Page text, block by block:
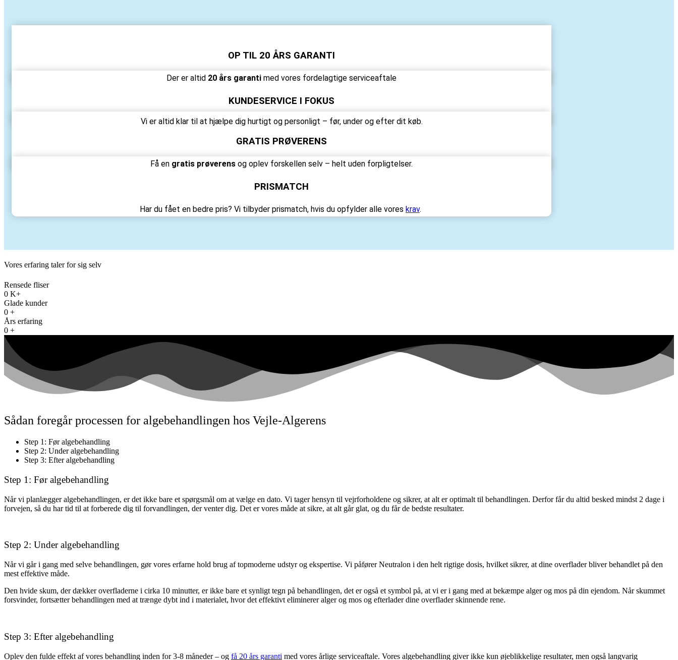
OP TIL 20 ÅRS GARANTI
Der er altid 20 års garanti med vores fordelagtige serviceaftale
KUNDESERVICE I FOKUS
Vi er altid klar til at hjælpe dig hurtigt og personligt – før, under og efter dit køb.
GRATIS PRØVERENS
Få en gratis prøverens og oplev forskellen selv – helt uden forpligtelser.
PRISMATCH
Har du fået en bedre pris? Vi tilbyder prismatch, hvis du opfylder alle vores krav.
Vores erfaring taler for sig selv
Rensede fliser
0 K+
Glade kunder
0 +
Års erfaring
0 +
Sådan foregår processen for algebehandlingen hos Vejle-Algerens
Step 1: Før algebehandling
Step 2: Under algebehandling
Step 3: Efter algebehandling
Step 1: Før algebehandling
Når vi planlægger algebehandlingen, er det ikke bare et spørgsmål om at vælge en dato. Vi tager hensyn til vejrforholdene og sikrer, at alt er optimalt til behandlingen. Derfor får du altid besked mindst 2 dage i
forvejen, så du har tid til at forberede dig til forvandlingen, der venter dig. Det er vores måde at sikre, at alt går glat, og du får de bedste resultater.
Step 2: Under algebehandling
Når vi går i gang med selve behandlingen, gør vores erfarne hold brug af topmoderne udstyr og ekspertise. Vi påfører Neutralon i den helt rigtige dosis, hvilket sikrer, at dine overflader bliver behandlet på den
mest effektive måde.
Den hvide skum, der dækker overfladerne i cirka 10 minutter, er ikke bare et synligt tegn på behandlingen, det er også et symbol på, at vi er i gang med at bekæmpe alger og mos på din ejendom. Når skummet
forsvinder, fortsætter behandlingen med at trænge dybt ind i materialet, hvor det effektivt eliminerer alger og mos og efterlader dine overflader skinnende rene.
Step 3: Efter algebehandling
Oplev den fulde effekt af vores behandling inden for 3-8 måneder – og få 20 års garanti med vores årlige serviceaftale. Vores algebehandling giver ikke kun øjeblikkelige resultater, men også langvarig